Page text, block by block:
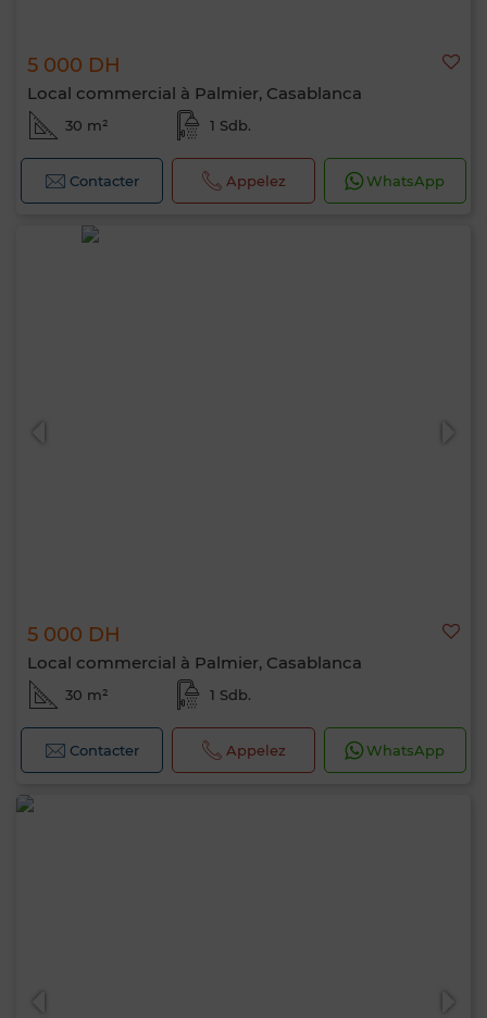
5 000 DH
Local commercial à Palmier, Casablanca
30 m² 1 Sdb.
Contacter Appelez WhatsApp
5 000 DH
Local commercial à Palmier, Casablanca
30 m² 1 Sdb.
Contacter Appelez WhatsApp